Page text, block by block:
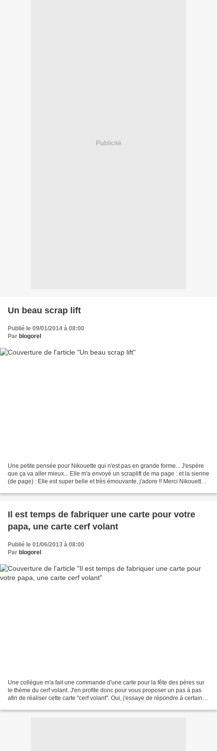
Publicité
Un beau scrap lift
Publié le 09/01/2014 à 08:00
Par blogorel
Une petite pensée pour Nikouette qui n'est pas en grande forme... J'espère
que ça va aller mieux... Elle m'a envoyé un scraplift de ma page : et la sienne
(de page) : Elle est super belle et très émouvante, j'adore !! Merci Nikouette
Il est temps de fabriquer une carte pour votre
papa, une carte cerf volant
Publié le 01/06/2013 à 08:00
Par blogorel
Une collègue m'a fait une commande d'une carte pour la fête des pères sur
le thème du cerf volant. J'en profite donc pour vous proposer un pas à pas
afin de réaliser cette carte "cerf volant". Oui, j'essaye de répondre à certaines